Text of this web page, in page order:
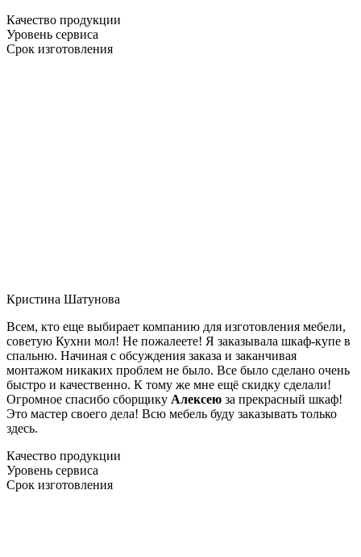
Качество продукции
Уровень сервиса
Срок изготовления
Кристина Шатунова
Всем, кто еще выбирает компанию для изготовления мебели,
советую Кухни мол! Не пожалеете! Я заказывала шкаф-купе в
спальню. Начиная с обсуждения заказа и заканчивая
монтажом никаких проблем не было. Все было сделано очень
быстро и качественно. К тому же мне ещё скидку сделали!
Огромное спасибо сборщику Алексею за прекрасный шкаф!
Это мастер своего дела! Всю мебель буду заказывать только
здесь.
Качество продукции
Уровень сервиса
Срок изготовления